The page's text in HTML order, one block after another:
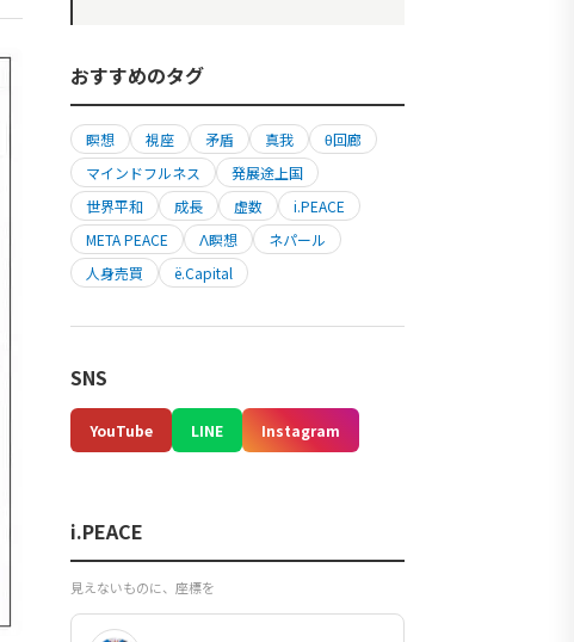
おすすめのタグ
瞑想 視座 矛盾 真我
θ回廊
マインドフルネス
発展途上国
世界平和
成長 虚数
i.PEACE
META PEACE
Λ瞑想
ネパール
人身売買
ë.Capital
SNS
YouTube LINE Instagram
i.PEACE
見えないものに、座標を